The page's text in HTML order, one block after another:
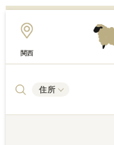
関西
住所